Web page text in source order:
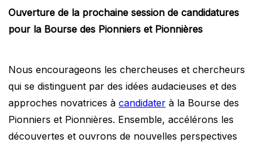
Ouverture de la prochaine session de candidatures
pour la Bourse des Pionniers et Pionnières
Nous encourageons les chercheuses et chercheurs
qui se distinguent par des idées audacieuses et des
approches novatrices à candidater à la Bourse des
Pionniers et Pionnières. Ensemble, accélérons les
découvertes et ouvrons de nouvelles perspectives